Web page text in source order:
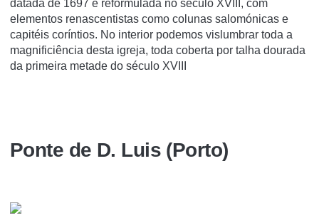
datada de 1697 e reformulada no século XVIII, com
elementos renascentistas como colunas salomónicas e
capitéis corí­ntios. No interior podemos vislumbrar toda a
magnificiência desta igreja, toda coberta por talha dourada
da primeira metade do século XVIII
Ponte de D. Lui­s (Porto)